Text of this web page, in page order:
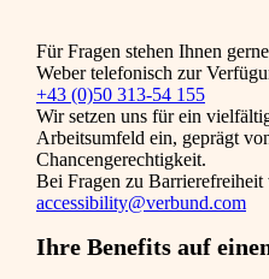
Für Fragen stehen Ihnen
Weber telefonisch zur
+43 (0)50 313-54 155
Wir setzen uns für ein
Arbeitsumfeld ein, geprägt
Chancengerechtigkeit.
Bei Fragen zu Barrierefreiheit
accessibility@verbund.com
Ihre Benefits auf